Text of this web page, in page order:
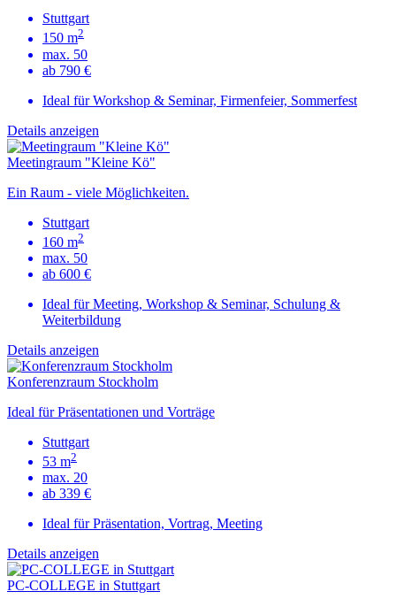
Stuttgart
150 m2
max. 50
ab 790 €
Ideal für Workshop & Seminar, Firmenfeier, Sommerfest
Details anzeigen
Meetingraum "Kleine Kö"
Ein Raum - viele Möglichkeiten.
Stuttgart
160 m2
max. 50
ab 600 €
Ideal für Meeting, Workshop & Seminar, Schulung &
Weiterbildung
Details anzeigen
Konferenzraum Stockholm
Ideal für Präsentationen und Vorträge
Stuttgart
53 m2
max. 20
ab 339 €
Ideal für Präsentation, Vortrag, Meeting
Details anzeigen
PC-COLLEGE in Stuttgart